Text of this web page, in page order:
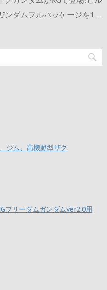
ンダムフルパッケージを1 ...
ジム、高機動型ザク
フリーダムガンダムver2.0用